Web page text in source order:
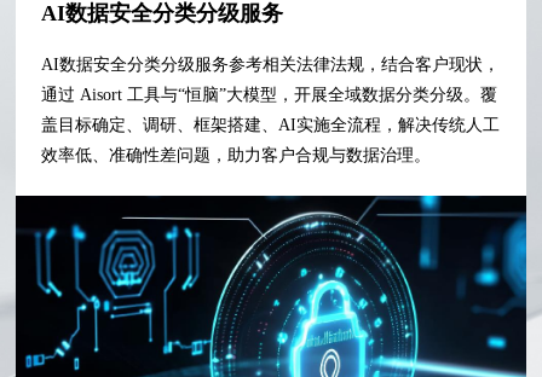
AI数据安全分类分级服务
AI数据安全分类分级服务参考相关法律法规，结合客户现状，
通过 Aisort 工具与“恒脑”大模型，开展全域数据分类分级。覆
盖目标确定、调研、框架搭建、AI实施全流程，解决传统人工
效率低、准确性差问题，助力客户合规与数据治理。